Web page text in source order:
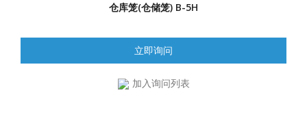
仓库笼(仓储笼) B-5H
立即询问
加入询问列表